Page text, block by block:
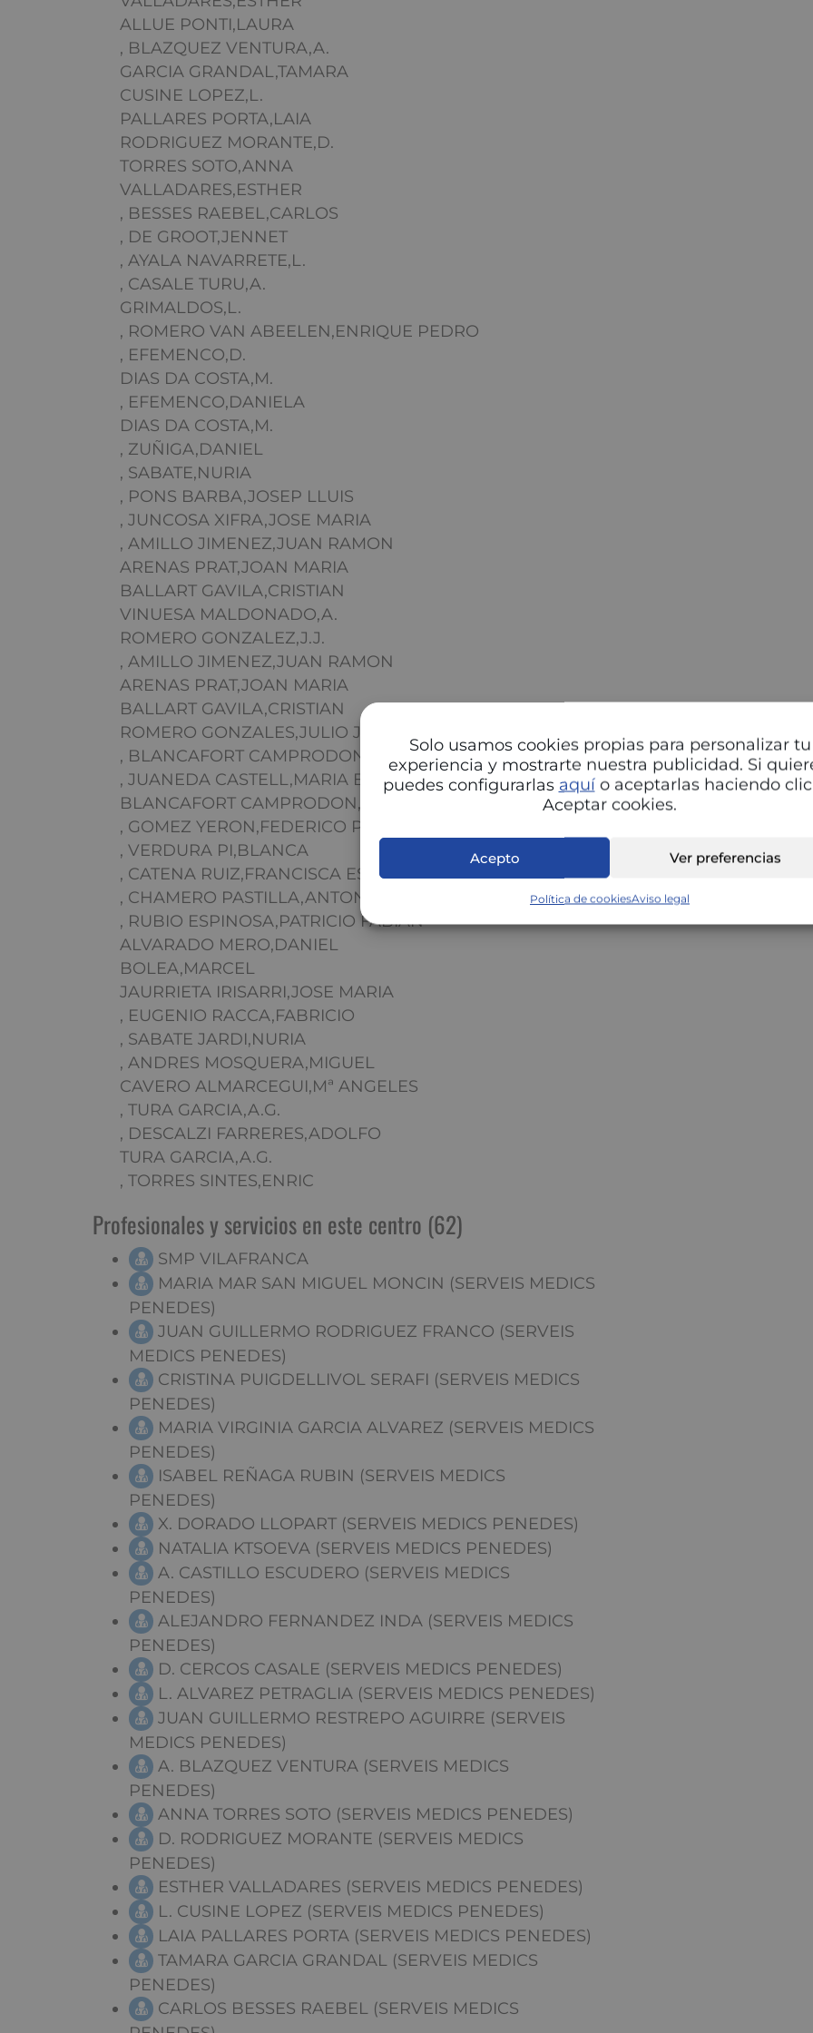
Solo usamos cookies propias para personalizar tu
experiencia y mostrarte nuestra publicidad. Si
puedes configurarlas aquío aceptarlas haciendo
Aceptar cookies.
Acepto Ver preferencias
Política de cookiesAviso legal
ALLUE PONTI,LAURA
, BLAZQUEZ VENTURA,A.
GARCIA GRANDAL,TAMARA
CUSINE LOPEZ,L.
PALLARES PORTA,LAIA
RODRIGUEZ MORANTE,D.
TORRES SOTO,ANNA
VALLADARES,ESTHER
, BESSES RAEBEL,CARLOS
, DE GROOT,JENNET
, AYALA NAVARRETE,L.
, CASALE TURU,A.
GRIMALDOS,L.
, ROMERO VAN ABEELEN,ENRIQUE PEDRO
, EFEMENCO,D.
DIAS DA COSTA,M.
, EFEMENCO,DANIELA
DIAS DA COSTA,M.
, ZUÑIGA,DANIEL
, SABATE,NURIA
, PONS BARBA,JOSEP LLUIS
, JUNCOSA XIFRA,JOSE MARIA
, AMILLO JIMENEZ,JUAN RAMON
ARENAS PRAT,JOAN MARIA
BALLART GAVILA,CRISTIAN
VINUESA MALDONADO,A.
ROMERO GONZALEZ,J.J.
, AMILLO JIMENEZ,JUAN RAMON
ARENAS PRAT,JOAN MARIA
BALLART GAVILA,CRISTIAN
ROMERO GONZALES,JULIO JOSE
, BLANCAFORT CAMPRODON,J.MARIA
, JUANEDA CASTELL,MARIA BEGOÑA
BLANCAFORT CAMPRODON,J.MARIA
, GOMEZ YERON,FEDERICO PABLO
, VERDURA PI,BLANCA
, CATENA RUIZ,FRANCISCA ESTHE
, CHAMERO PASTILLA,ANTONIO
, RUBIO ESPINOSA,PATRICIO FABIAN
ALVARADO MERO,DANIEL
BOLEA,MARCEL
JAURRIETA IRISARRI,JOSE MARIA
, EUGENIO RACCA,FABRICIO
, SABATE JARDI,NURIA
, ANDRES MOSQUERA,MIGUEL
CAVERO ALMARCEGUI,Mª ANGELES
, TURA GARCIA,A.G.
, DESCALZI FARRERES,ADOLFO
TURA GARCIA,A.G.
, TORRES SINTES,ENRIC
Profesionales y servicios en este centro (62)
SMP VILAFRANCA
MARIA MAR SAN MIGUEL MONCIN (SERVEIS MEDICS
PENEDES)
JUAN GUILLERMO RODRIGUEZ FRANCO (SERVEIS
MEDICS PENEDES)
CRISTINA PUIGDELLIVOL SERAFI (SERVEIS MEDICS
PENEDES)
MARIA VIRGINIA GARCIA ALVAREZ (SERVEIS MEDICS
PENEDES)
ISABEL REÑAGA RUBIN (SERVEIS MEDICS
PENEDES)
X. DORADO LLOPART (SERVEIS MEDICS PENEDES)
NATALIA KTSOEVA (SERVEIS MEDICS PENEDES)
A. CASTILLO ESCUDERO (SERVEIS MEDICS
PENEDES)
ALEJANDRO FERNANDEZ INDA (SERVEIS MEDICS
PENEDES)
D. CERCOS CASALE (SERVEIS MEDICS PENEDES)
L. ALVAREZ PETRAGLIA (SERVEIS MEDICS PENEDES)
JUAN GUILLERMO RESTREPO AGUIRRE (SERVEIS
MEDICS PENEDES)
A. BLAZQUEZ VENTURA (SERVEIS MEDICS
PENEDES)
ANNA TORRES SOTO (SERVEIS MEDICS PENEDES)
D. RODRIGUEZ MORANTE (SERVEIS MEDICS
PENEDES)
ESTHER VALLADARES (SERVEIS MEDICS PENEDES)
L. CUSINE LOPEZ (SERVEIS MEDICS PENEDES)
LAIA PALLARES PORTA (SERVEIS MEDICS PENEDES)
TAMARA GARCIA GRANDAL (SERVEIS MEDICS
PENEDES)
CARLOS BESSES RAEBEL (SERVEIS MEDICS